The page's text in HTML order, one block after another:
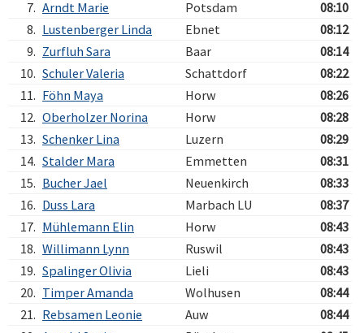
7. Arndt Marie Potsdam
08:10
8. Lustenberger Linda Ebnet
08:12
9. Zurfluh Sara Baar
08:14
10. Schuler Valeria Schattdorf
08:22
11. Föhn Maya Horw
08:26
12. Oberholzer Norina Horw
08:28
13. Schenker Lina Luzern
08:29
14. Stalder Mara Emmetten
08:31
15. Bucher Jael Neuenkirch
08:33
16. Duss Lara Marbach LU
08:37
17. Mühlemann Elin Horw
08:43
18. Willimann Lynn Ruswil
08:43
19. Spalinger Olivia Lieli
08:43
20. Timper Amanda Wolhusen
08:44
21. Rebsamen Leonie Auw
08:44